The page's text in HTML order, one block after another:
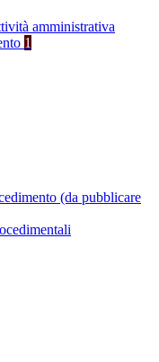
amministrativa
1
(da pubblicare